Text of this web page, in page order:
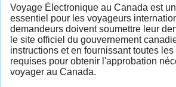
Voyage Électronique au Canada est
essentiel pour les voyageurs
demandeurs doivent soumettre leur
le site officiel du gouvernement
instructions et en fournissant toutes
requises pour obtenir l'approbation
voyager au Canada.